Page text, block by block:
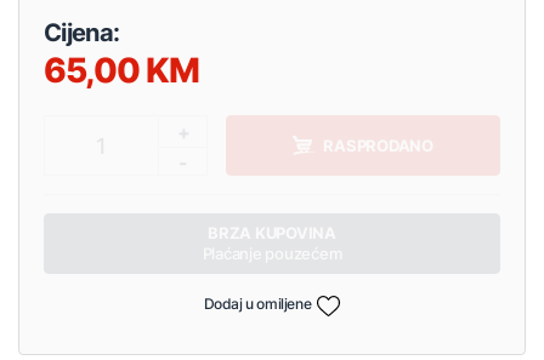
Cijena:
65,00
RASPRODANO
Dodaj u omiljene